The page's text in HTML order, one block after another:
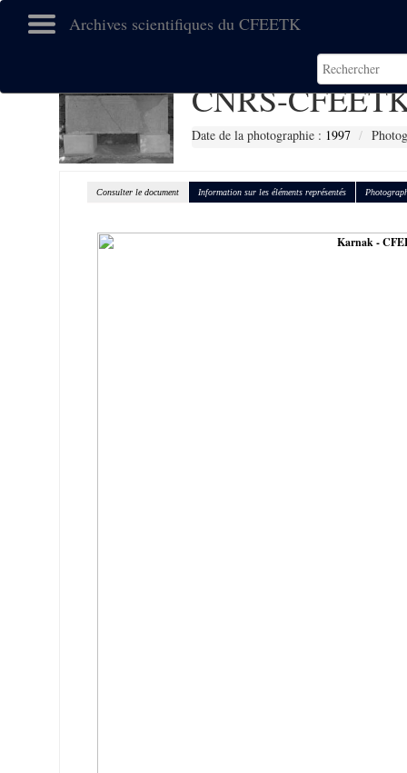
Archives scientifiques du CFEETK
CNRS-
Date de la photographie : 1997
Consulter le document Information sur les éléments représentés